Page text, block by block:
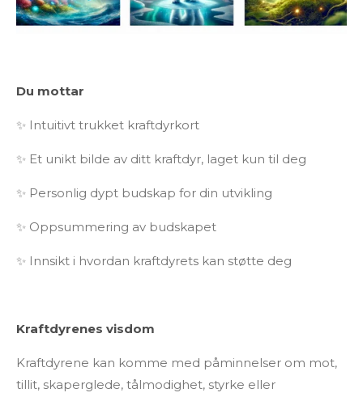
Du mottar
✨ Intuitivt trukket kraftdyrkort
✨ Et unikt bilde av ditt kraftdyr, laget kun til deg
✨ Personlig dypt budskap for din utvikling
✨ Oppsummering av budskapet
✨ Innsikt i hvordan kraftdyrets kan støtte deg
Kraftdyrenes visdom
Kraftdyrene kan komme med påminnelser om mot,
tillit, skaperglede, tålmodighet, styrke eller